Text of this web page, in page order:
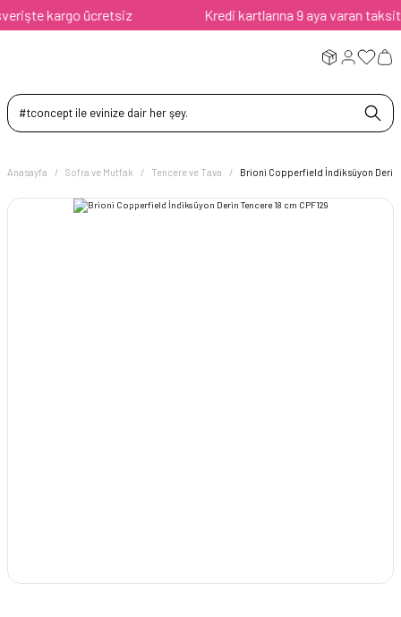
kargo ücretsiz Kredi kartlarına 9 aya varan taksit
Anasayfa Sofra ve Mutfak Tencere ve Tava Brioni Copperfield İndiksüyon Derin